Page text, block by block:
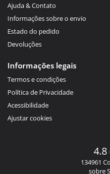
Ajuda & Contato
Informações sobre o envio
Estado do pedido
Devoluções
Informações legais
Termos e condições
Política de Privacidade
Acessibilidade
Ajustar cookies
4.8
134961
sobre